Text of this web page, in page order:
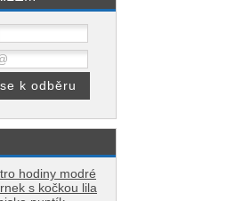
hodiny modré
s kočkou lila